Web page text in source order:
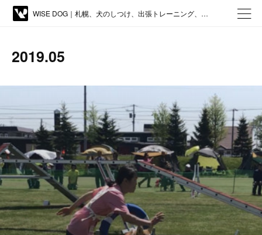
WISE DOG｜札幌、犬のしつけ、出張トレーニング、しつけ教室、アジリティー、ドッグトレーニング
2019.05